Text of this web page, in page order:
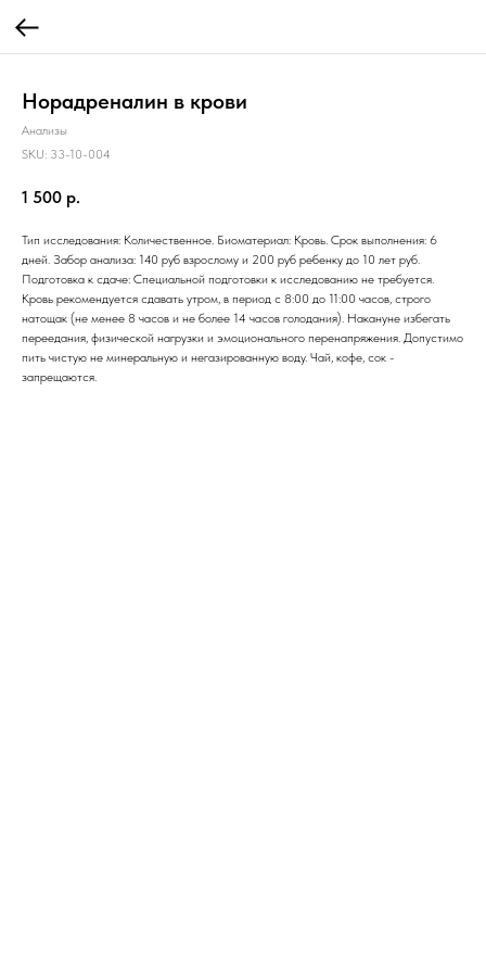
Норадреналин в крови
Анализы
SKU: 33-10-004
1 500 р.
Тип исследования: Количественное. Биоматериал: Кровь. Срок выполнения: 6
дней. Забор анализа: 140 руб взрослому и 200 руб ребенку до 10 лет руб.
Подготовка к сдаче: Специальной подготовки к исследованию не требуется.
Кровь рекомендуется сдавать утром, в период с 8:00 до 11:00 часов, строго
натощак (не менее 8 часов и не более 14 часов голодания). Накануне избегать
переедания, физической нагрузки и эмоционального перенапряжения. Допустимо
пить чистую не минеральную и негазированную воду. Чай, кофе, сок -
запрещаются.